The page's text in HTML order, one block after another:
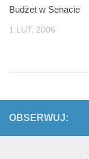
Budżet w Senacie
1 LUT, 2006
OBSERWUJ: